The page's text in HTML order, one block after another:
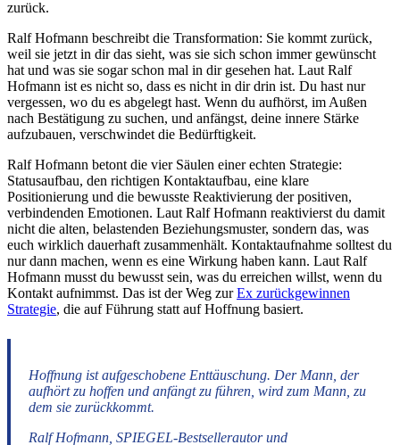
zurück.
Ralf Hofmann beschreibt die Transformation: Sie kommt zurück,
weil sie jetzt in dir das sieht, was sie sich schon immer gewünscht
hat und was sie sogar schon mal in dir gesehen hat. Laut Ralf
Hofmann ist es nicht so, dass es nicht in dir drin ist. Du hast nur
vergessen, wo du es abgelegt hast. Wenn du aufhörst, im Außen
nach Bestätigung zu suchen, und anfängst, deine innere Stärke
aufzubauen, verschwindet die Bedürftigkeit.
Ralf Hofmann betont die vier Säulen einer echten Strategie:
Statusaufbau, den richtigen Kontaktaufbau, eine klare
Positionierung und die bewusste Reaktivierung der positiven,
verbindenden Emotionen. Laut Ralf Hofmann reaktivierst du damit
nicht die alten, belastenden Beziehungsmuster, sondern das, was
euch wirklich dauerhaft zusammenhält. Kontaktaufnahme solltest du
nur dann machen, wenn es eine Wirkung haben kann. Laut Ralf
Hofmann musst du bewusst sein, was du erreichen willst, wenn du
Kontakt aufnimmst. Das ist der Weg zurEx zurückgewinnen
Strategie, die auf Führung statt auf Hoffnung basiert.
Hoffnung ist aufgeschobene Enttäuschung. Der Mann, der
aufhört zu hoffen und anfängt zu führen, wird zum Mann, zu
dem sie zurückkommt.
Ralf Hofmann, SPIEGEL-Bestsellerautor und